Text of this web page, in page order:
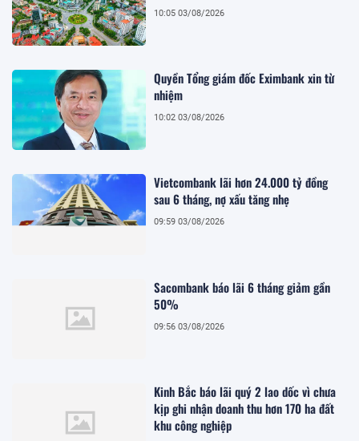
10:05 03/08/2026
Quyền Tổng giám đốc Eximbank xin từ
nhiệm
10:02 03/08/2026
Vietcombank lãi hơn 24.000 tỷ đồng
sau 6 tháng, nợ xấu tăng nhẹ
09:59 03/08/2026
Sacombank báo lãi 6 tháng giảm gần
50%
09:56 03/08/2026
Kinh Bắc báo lãi quý 2 lao dốc vì chưa
kịp ghi nhận doanh thu hơn 170 ha đất
khu công nghiệp